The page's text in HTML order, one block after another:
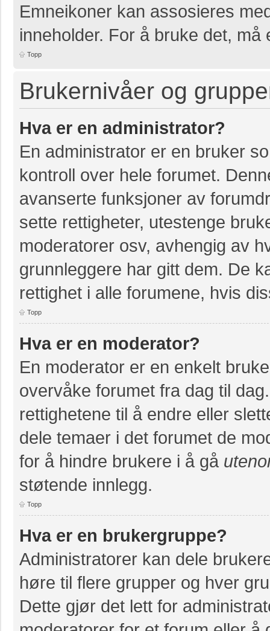
Emneikoner kan assosieres
inneholder. For å bruke det,
Topp
Brukernivåer og
Hva er en administrator?
En administrator er en bruker
kontroll over hele forumet.
avanserte funksjoner av
sette rettigheter, utestenge
moderatorer osv, avhengig av
grunnleggere har gitt dem. De
rettighet i alle forumene, hvis
Topp
Hva er en moderator?
En moderator er en enkelt
overvåke forumet fra dag til
rettighetene til å endre eller
dele temaer i det forumet de
for å hindre brukere i å gå
støtende innlegg.
Topp
Hva er en brukergruppe?
Administratorer kan dele
høre til flere grupper og hver
Dette gjør det lett for